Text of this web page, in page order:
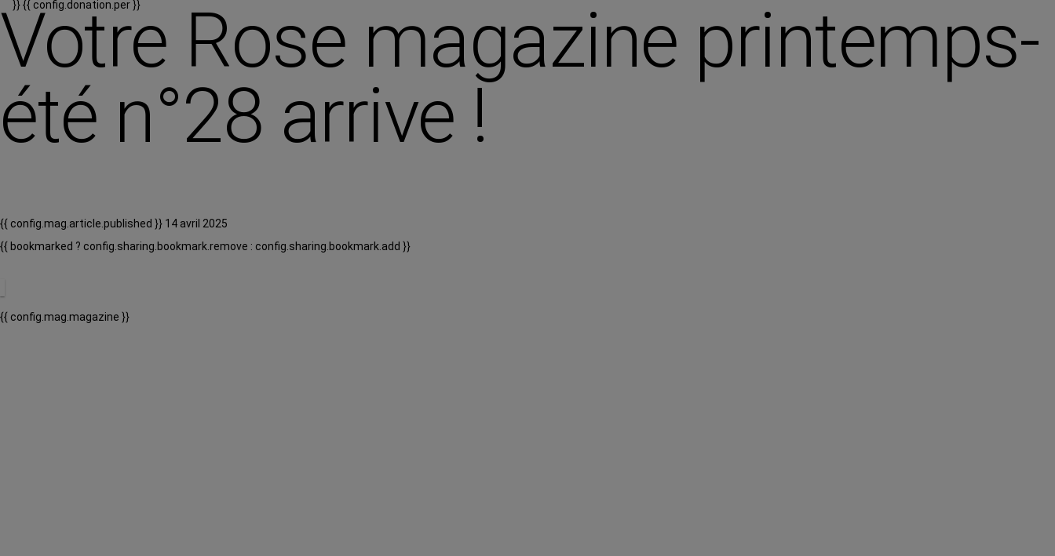
}}{{ config.donation.per }}
Votre Rose magazine printemps-
été n°28 arrive !
{{ config.mag.article.published }} 14 avril 2025
{{ bookmarked ? config.sharing.bookmark.remove : config.sharing.bookmark.add }}
{{ config.mag.magazine }}